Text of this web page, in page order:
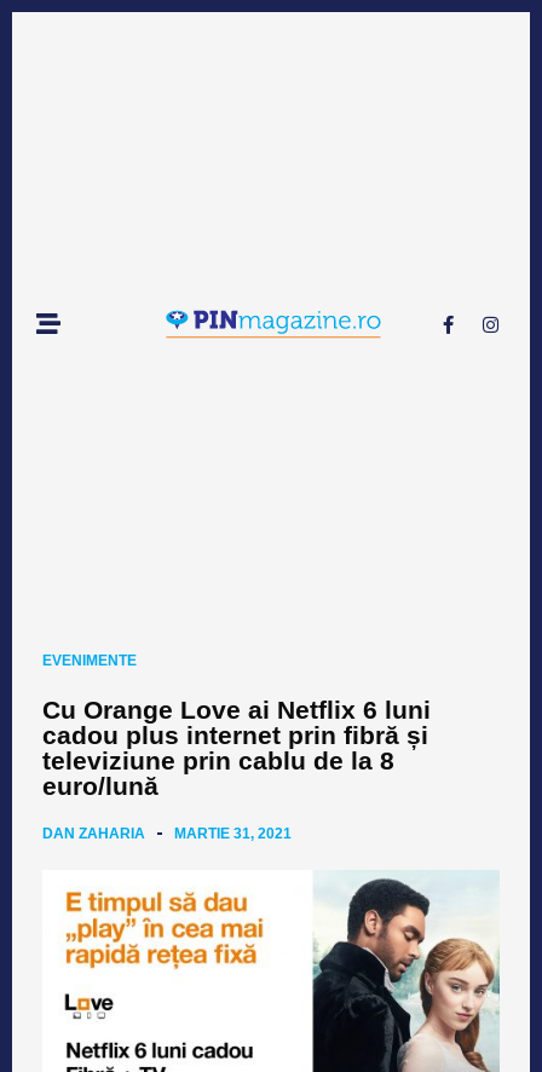
EVENIMENTE
Cu Orange Love ai Netflix 6 luni
cadou plus internet prin fibră și
televiziune prin cablu de la 8
euro/lună
DAN ZAHARIA MARTIE 31, 2021